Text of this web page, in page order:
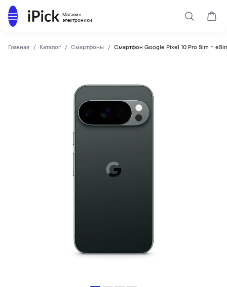
Магазин
электроники
Каталог
Поиск
Главная Каталог Смартфоны Смартфон Google Pixel 10 Pro Sim +